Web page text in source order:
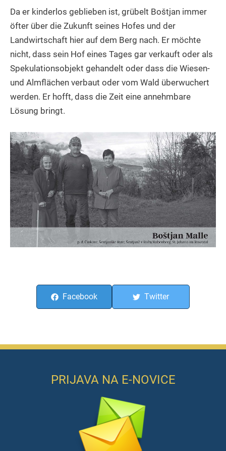
Da er kinderlos geblieben ist, grübelt Boštjan immer
öfter über die Zukunft seines Hofes und der
Landwirtschaft hier auf dem Berg nach. Er möchte
nicht, dass sein Hof eines Tages gar verkauft oder als
Spekulationsobjekt gehandelt oder dass die Wiesen-
und Almflächen verbaut oder vom Wald überwuchert
werden. Er hofft, dass die Zeit eine annehmbare
Lösung bringt.
Facebook Twitter
PRIJAVA NA E-NOVICE